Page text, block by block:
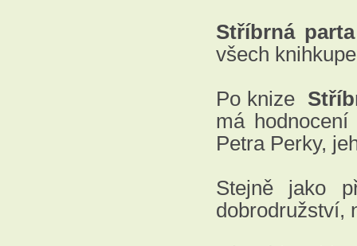
Stříbrná
všech
Po knize
má
Petra Perky,
Stejně jako
dobrodružství,